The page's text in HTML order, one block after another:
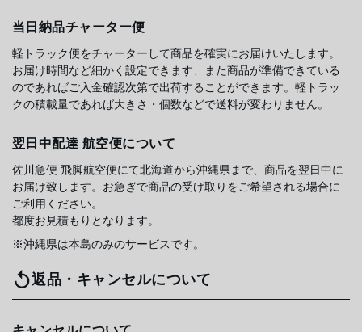
当日納品チャーター便
軽トラック便をチャーターして商品を確実にお届けいたします。
お届け時間など細かく設定できます、また商品が準備できている
のであればご入金確認次第で出荷することができます。軽トラッ
クの積載量であれば大きさ・個数などで送料が変わりません。
翌日中配達 航空便について
佐川急便 飛脚航空便にて北海道から沖縄県まで、商品を翌日中に
お届け致します。お急ぎで商品の受け取りをご希望される場合に
ご利用ください。
都度お見積もりとなります。
※沖縄県は本島のみのサービスです。
返品・キャンセルについて